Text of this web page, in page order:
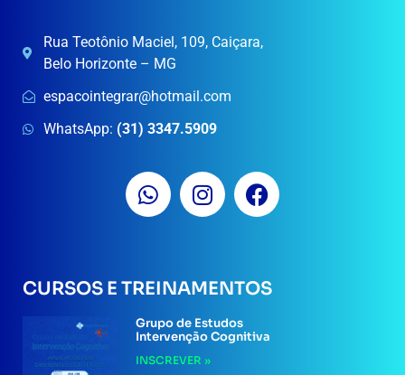
Rua Teotônio Maciel, 109, Caiçara,
Belo Horizonte – MG
espacointegrar@hotmail.com
WhatsApp: (31) 3347.5909
CURSOS E TREINAMENTOS
Grupo de Estudos
Intervenção Cognitiva
INSCREVER »